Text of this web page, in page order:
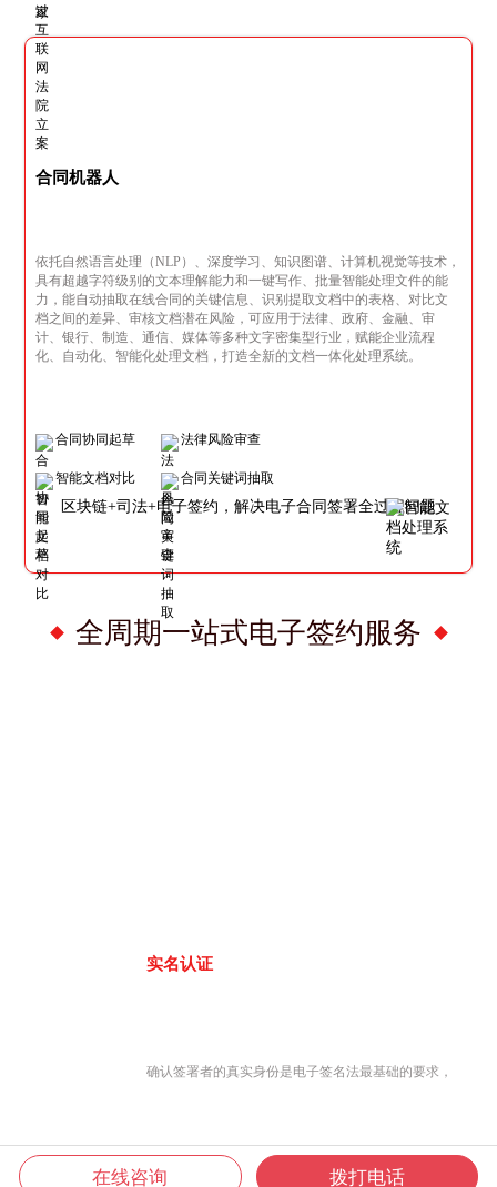
合同机器人
依托自然语言处理（NLP）、深度学习、知识图谱、计算机视觉等技术，
具有超越字符级别的文本理解能力和一键写作、批量智能处理文件的能
力，能自动抽取在线合同的关键信息、识别提取文档中的表格、对比文
档之间的差异、审核文档潜在风险，可应用于法律、政府、金融、审
计、银行、制造、通信、媒体等多种文字密集型行业，赋能企业流程
化、自动化、智能化处理文档，打造全新的文档一体化处理系统。
合同协同起草 法律风险审查
智能文档对比 合同关键词抽取
全周期一站式电子签约服务
区块链+司法+电子签约，解决电子合同签署全过程问题
实名认证
确认签署者的真实身份是电子签名法最基础的要求，
在线咨询 拨打电话